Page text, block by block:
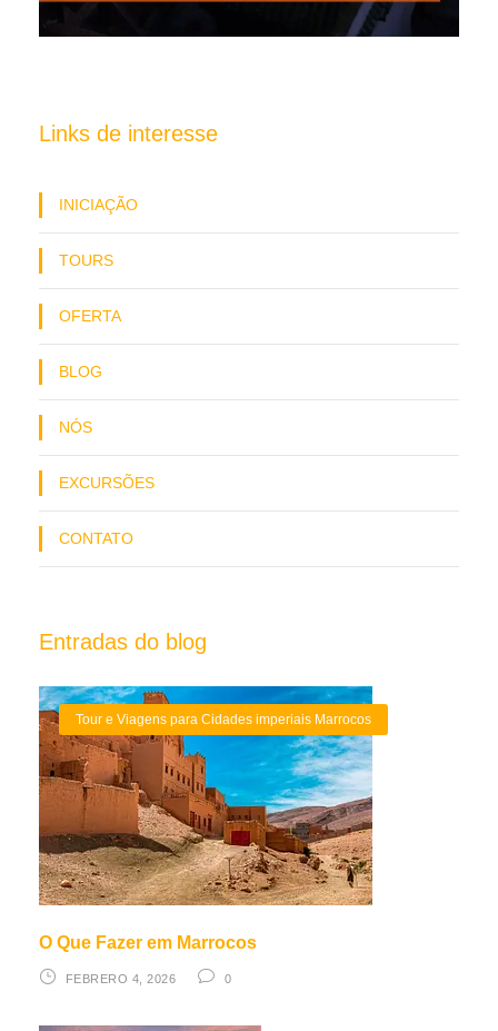
Links de interesse
INICIAÇÃO
TOURS
OFERTA
BLOG
NÓS
EXCURSÕES
CONTATO
Entradas do blog
Tour e Viagens para Cidades imperiais Marrocos
O Que Fazer em Marrocos
FEBRERO 4, 2026 0